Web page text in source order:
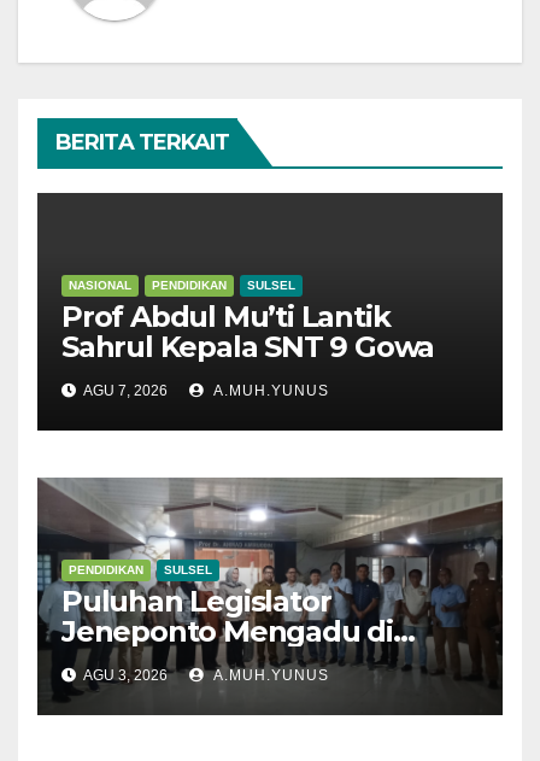
BERITA TERKAIT
NASIONAL PENDIDIKAN SULSEL
Prof Abdul Mu’ti Lantik
Sahrul Kepala SNT 9 Gowa
AGU 7, 2026 A.MUH.YUNUS
PENDIDIKAN SULSEL
Puluhan Legislator
Jeneponto Mengadu di
Disdik Sulsel
AGU 3, 2026 A.MUH.YUNUS